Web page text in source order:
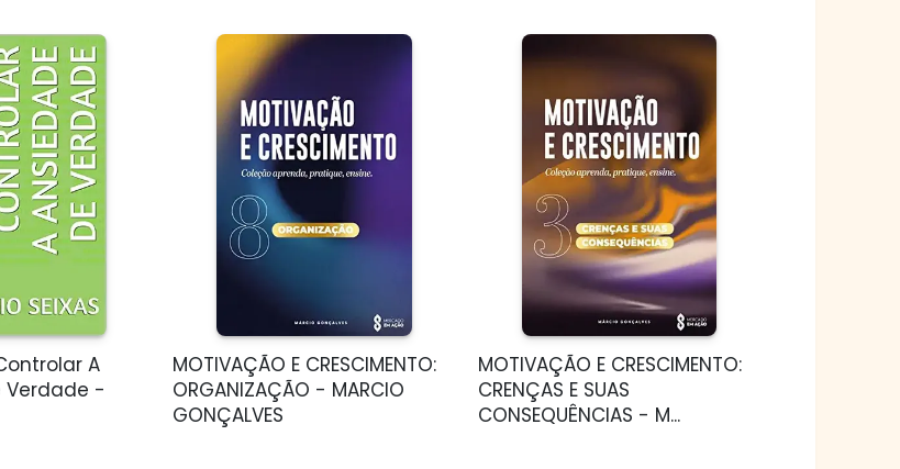
A
Verdade -
MOTIVAÇÃO E CRESCIMENTO:
ORGANIZAÇÃO - MARCIO
GONÇALVES
MOTIVAÇÃO E CRESCIMENTO:
CRENÇAS E SUAS
CONSEQUÊNCIAS - M...